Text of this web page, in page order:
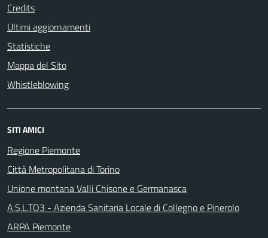
Credits
Ultimi aggiornamenti
Statistiche
Mappa del Sito
Whistleblowing
SITI AMICI
Regione Piemonte
Città Metropolitana di Torino
Unione montana Valli Chisone e Germanasca
A.S.L.TO3 - Azienda Sanitaria Locale di Collegno e Pinerolo
ARPA Piemonte